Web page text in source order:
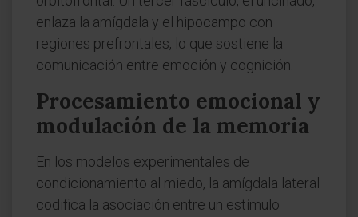
enlaza la amígdala y el hipocampo con
regiones prefrontales, lo que sostiene la
comunicación entre emoción y cognición.
Procesamiento emocional y
modulación de la memoria
En los modelos experimentales de
condicionamiento al miedo, la amígdala lateral
codifica la asociación entre un estímulo